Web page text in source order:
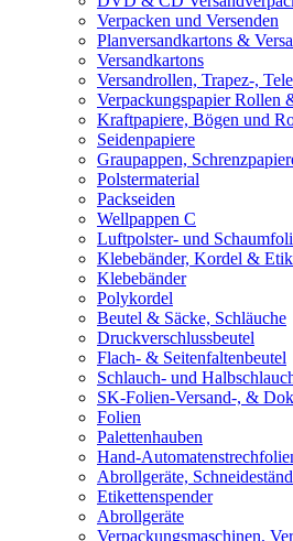
Verpacken und Versenden
Planversandkartons &
Versandkartons
Versandrollen, Trapez-,
Verpackungspapier Rollen
Kraftpapiere, Bögen und
Seidenpapiere
Graupappen,
Polstermaterial
Packseiden
Wellpappen C
Luftpolster- und
Klebebänder, Kordel &
Klebebänder
Polykordel
Beutel & Säcke, Schläuche
Druckverschlussbeutel
Flach- & Seitenfaltenbeutel
Schlauch- und
SK-Folien-Versand-, &
Folien
Palettenhauben
Hand-
Abrollgeräte,
Etikettenspender
Abrollgeräte
Verpackungsmaschinen,